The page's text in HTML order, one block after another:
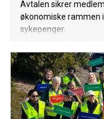
Avtalen sikrer
økonomiske
sykepenger.